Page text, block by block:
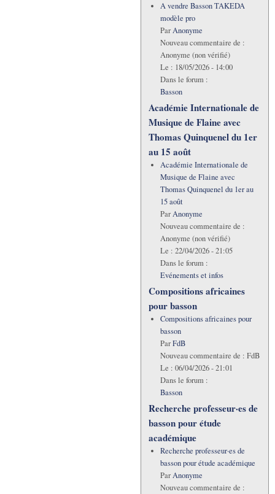
A vendre Basson TAKEDA
modèle pro
ParAnonyme
Nouveau commentaire de :
Anonyme (non vérifié)
Le : 18/05/2026 - 14:00
Dans le forum :
Basson
Académie Internationale de
Musique de Flaine avec
Thomas Quinquenel du 1er
au 15 août
Académie Internationale de
Musique de Flaine avec
Thomas Quinquenel du 1er au
15 août
ParAnonyme
Nouveau commentaire de :
Anonyme (non vérifié)
Le : 22/04/2026 - 21:05
Dans le forum :
Evénements et infos
Compositions africaines
pour basson
Compositions africaines pour
basson
ParFdB
Nouveau commentaire de : FdB
Le : 06/04/2026 - 21:01
Dans le forum :
Basson
Recherche professeur·es de
basson pour étude
académique
Recherche professeur·es de
basson pour étude académique
ParAnonyme
Nouveau commentaire de :